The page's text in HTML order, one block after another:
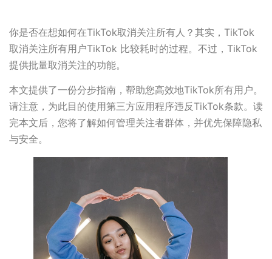
你是否在想如何在TikTok取消关注所有人？其实，TikTok
取消关注所有用户TikTok 比较耗时的过程。不过，TikTok
提供批量取消关注的功能。
本文提供了一份分步指南，帮助您高效地TikTok所有用户。
请注意，为此目的使用第三方应用程序违反TikTok条款。读
完本文后，您将了解如何管理关注者群体，并优先保障隐私
与安全。